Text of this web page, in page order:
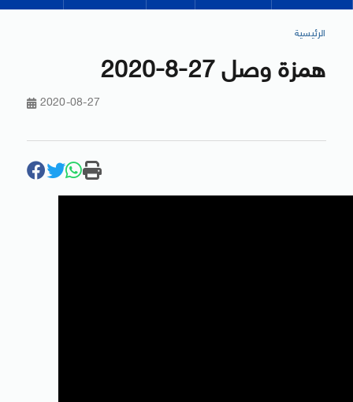
الرئيسية
همزة وصل 27-8-2020
2020-08-27